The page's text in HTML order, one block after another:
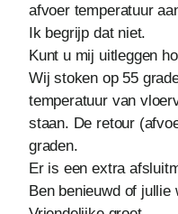
afvoer temperatuur
Ik begrijp dat niet.
Kunt u mij uitleggen
Wij stoken op 55
temperatuur van
staan. De retour
graden.
Er is een extra
Ben benieuwd of jullie